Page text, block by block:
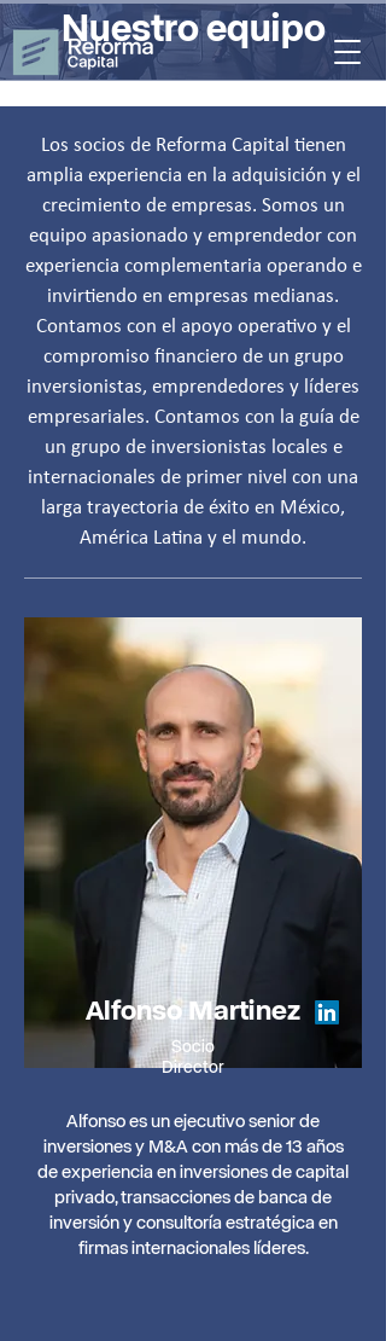
Nuestro equipo
Los socios de Reforma Capital tienen
amplia experiencia en la adquisición y el
crecimiento de empresas. Somos un
equipo apasionado y emprendedor con
experiencia complementaria operando e
invirtiendo en empresas medianas.
Contamos con el apoyo operativo y el
compromiso financiero de un grupo
inversionistas, emprendedores y líderes
empresariales. Contamos con la guía de
un grupo de inversionistas locales e
internacionales de primer nivel con una
larga trayectoria de éxito en México,
América Latina y el mundo.
Alfonso Martinez
Socio
Director
Alfonso es un ejecutivo senior de
inversiones y M&A con más de 13 años
de experiencia en inversiones de capital
privado, transacciones de banca de
inversión y consultoría estratégica en
firmas internacionales líderes.